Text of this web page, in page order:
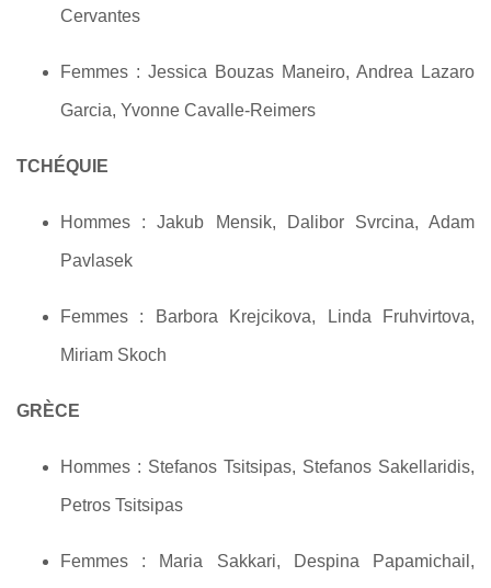
Cervantes
Femmes : Jessica Bouzas Maneiro, Andrea Lazaro
Garcia, Yvonne Cavalle-Reimers
TCHÉQUIE
Hommes : Jakub Mensik, Dalibor Svrcina, Adam
Pavlasek
Femmes : Barbora Krejcikova, Linda Fruhvirtova,
Miriam Skoch
GRÈCE
Hommes : Stefanos Tsitsipas, Stefanos Sakellaridis,
Petros Tsitsipas
Femmes : Maria Sakkari, Despina Papamichail,